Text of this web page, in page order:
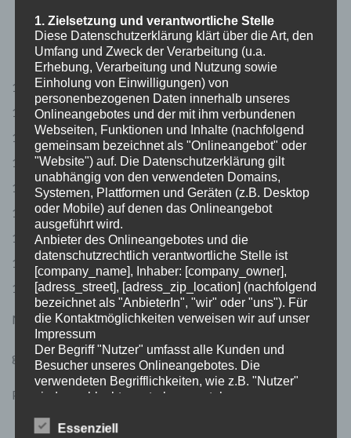
Wirtschaftsplan, u.a. auch Vorstellung neue Füll- und
Verleihordnung
Bericht der Kassenprüfer
Entlastung der Kassiererin
Entlastung des gesamten Vorstandes
Ehrungen
Wahl des Wahlleiters
Wahl des gesamten Vorstands
Wahl der Kassenprüfenden
Energiegutachten Clubheim
Verschiedenes
Clubheimpatenschaften
Mit freundlichen Grüßen
gez.
Philipp Fuchs
1. Zielsetzung und verantwortliche Stelle
Diese Datenschutzerklärung klärt über die Art, den
Umfang und Zweck der Verarbeitung (u.a.
Erhebung, Verarbeitung und Nutzung sowie
Einholung von Einwilligungen) von
personenbezogenen Daten innerhalb unseres
Onlineangebotes und der mit ihm verbundenen
Webseiten, Funktionen und Inhalte (nachfolgend
gemeinsam bezeichnet als "Onlineangebot" oder
"Website") auf. Die Datenschutzerklärung gilt
unabhängig von den verwendeten Domains,
Systemen, Plattformen und Geräten (z.B. Desktop
oder Mobile) auf denen das Onlineangebot
ausgeführt wird.
Anbieter des Onlineangebotes und die
datenschutzrechtlich verantwortliche Stelle ist
[company_name], Inhaber: [company_owner],
[adress_street], [adress_zip_location] (nachfolgend
bezeichnet als "AnbieterIn", "wir" oder "uns"). Für
die Kontaktmöglichkeiten verweisen wir auf unser
Impressum
Der Begriff "Nutzer" umfasst alle Kunden und
Besucher unseres Onlineangebotes. Die
verwendeten Begrifflichkeiten, wie z.B. "Nutzer"
sind geschlechtsneutral zu verstehen.
Datenverarbeitung
Essenziell